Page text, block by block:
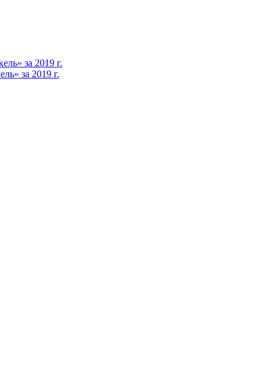
за 2019 г.
за 2019 г.